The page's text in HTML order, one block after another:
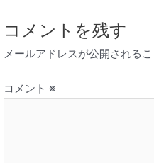
コメントを残す
メールアドレスが公開されるこ
コメント ※